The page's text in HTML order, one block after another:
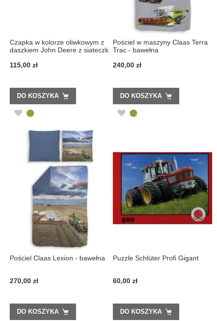
Czapka w kolorze oliwkowym z
daszkiem John Deere z siateczk
115,00 zł
DO KOSZYKA
DODAJ
DO
LISTY
ŻYCZEŃ
Pościel w maszyny Claas Terra
Trac - bawełna
240,00 zł
DO KOSZYKA
DODAJ
ŻYCZEŃ
Pościel Claas Lexion - bawełna
270,00 zł
DO KOSZYKA
Puzzle Schlüter Profi Gigant
60,00 zł
DO KOSZYKA